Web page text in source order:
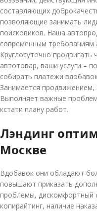
составляющих
позволяющие занимать
поисковиков. Наша
современным
Круглосуточно
автотовар, ваши услуги –
собирать платежи
Занимается продвижением,
Выполняет важные
кстати плану работ.
Лэндинг
Москве
Вдобавок они обладают
повышают приказать
проблемы, дискомфортный
копирайтинг, наличие